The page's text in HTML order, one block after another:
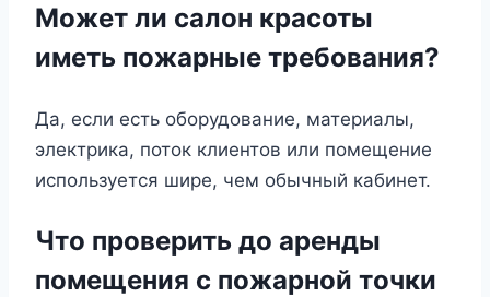
Может ли салон красоты
иметь пожарные требования?
Да, если есть оборудование, материалы,
электрика, поток клиентов или помещение
используется шире, чем обычный кабинет.
Что проверить до аренды
помещения с пожарной точки